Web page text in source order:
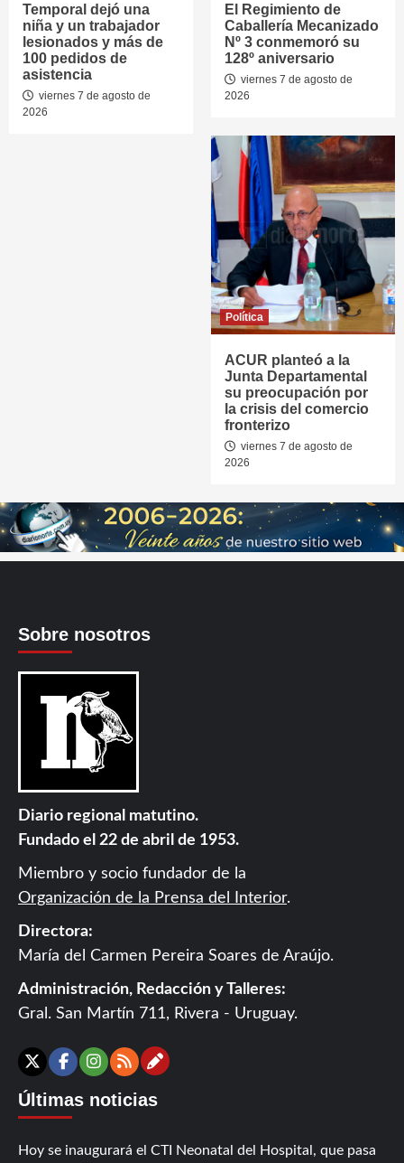
Temporal dejó una
niña y un trabajador
lesionados y más de
100 pedidos de
asistencia
viernes 7 de agosto de
2026
El Regimiento de
Caballería Mecanizado
Nº 3 conmemoró su
128º aniversario
viernes 7 de agosto de
2026
Política
ACUR planteó a la
Junta Departamental
su preocupación por
la crisis del comercio
fronterizo
viernes 7 de agosto de
2026
Sobre nosotros
Diario regional matutino.
Fundado el 22 de abril de 1953.
Miembro y socio fundador de la
Organización de la Prensa del Interior.
Directora:
María del Carmen Pereira Soares de Araújo.
Administración, Redacción y Talleres:
Gral. San Martín 711, Rivera - Uruguay.
X Facebook
Instagram
RSSContáctanos
Últimas noticias
Hoy se inaugurará el CTI Neonatal del Hospital, que pasa